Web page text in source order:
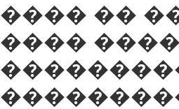
���� ��
����